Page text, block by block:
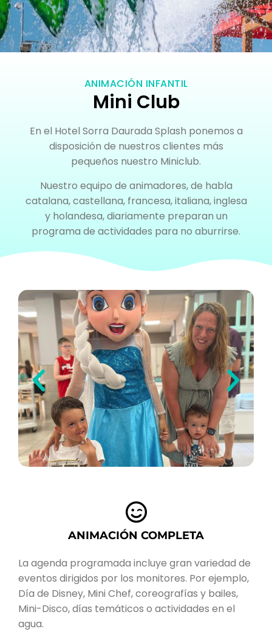
ANIMACIÓN INFANTIL
Mini Club
En el Hotel Sorra Daurada Splash ponemos a
disposición de nuestros clientes más
pequeños nuestro Miniclub.
Nuestro equipo de animadores, de habla
catalana, castellana, francesa, italiana, inglesa
y holandesa, diariamente preparan un
programa de actividades para no aburrirse.
ANIMACIÓN COMPLETA
La agenda programada incluye gran variedad de
eventos dirigidos por los monitores. Por ejemplo,
Día de Disney, Mini Chef, coreografías y bailes,
Mini-Disco, días temáticos o actividades en el
agua.